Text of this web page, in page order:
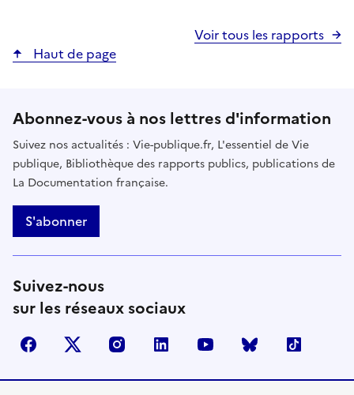
Voir tous les rapports
Haut de page
Abonnez-vous à nos lettres d'information
Suivez nos actualités : Vie-publique.fr, L'essentiel de Vie
publique, Bibliothèque des rapports publics, publications de
La Documentation française.
S'abonner
Suivez-nous
sur les réseaux sociaux
facebook X (anciennement Twitter)
instagramlinkedin youtube Bluesky